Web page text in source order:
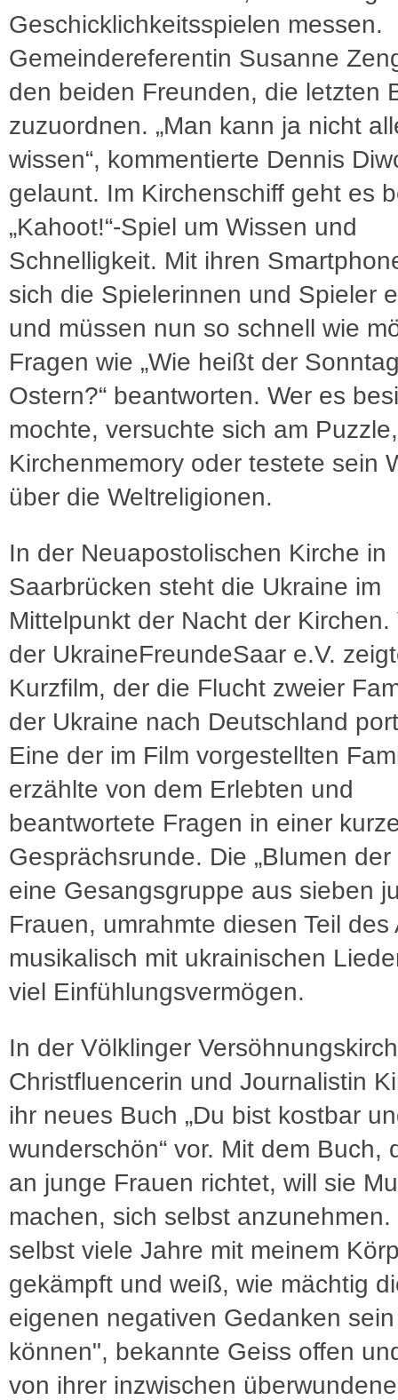
Geschicklichkeitsspielen messen.
Gemeindereferentin Susanne
den beiden Freunden, die letzten
zuzuordnen. „Man kann ja nicht
wissen“, kommentierte Dennis
gelaunt. Im Kirchenschiff geht es
„Kahoot!“-Spiel um Wissen und
Schnelligkeit. Mit ihren
sich die Spielerinnen und Spieler
und müssen nun so schnell wie
Fragen wie „Wie heißt der
Ostern?“ beantworten. Wer es
mochte, versuchte sich am Puzzle,
Kirchenmemory oder testete sein
über die Weltreligionen.
In der Neuapostolischen Kirche in
Saarbrücken steht die Ukraine im
Mittelpunkt der Nacht der Kirchen.
der UkraineFreundeSaar e.V.
Kurzfilm, der die Flucht zweier
der Ukraine nach Deutschland
Eine der im Film vorgestellten
erzählte von dem Erlebten und
beantwortete Fragen in einer
Gesprächsrunde. Die „Blumen der
eine Gesangsgruppe aus sieben
Frauen, umrahmte diesen Teil des
musikalisch mit ukrainischen
viel Einfühlungsvermögen.
In der Völklinger
Christfluencerin und Journalistin
ihr neues Buch „Du bist kostbar
wunderschön“ vor. Mit dem Buch,
an junge Frauen richtet, will sie
machen, sich selbst anzunehmen.
selbst viele Jahre mit meinem
gekämpft und weiß, wie mächtig
eigenen negativen Gedanken sein
können", bekannte Geiss offen
von ihrer inzwischen